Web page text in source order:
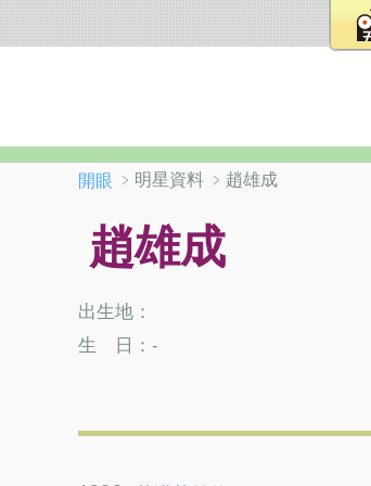
開眼 ﹥明星資料 ﹥趙雄成
趙雄成
出生地：
生 日：-